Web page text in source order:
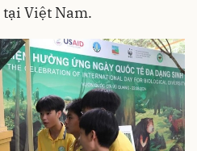
tại Việt Nam.